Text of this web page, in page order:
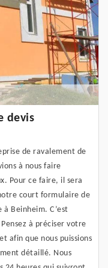
devis
de ravalement de
à nous faire
Pour ce faire, il sera
court formulaire de
Beinheim. C’est
à préciser votre
afin que nous puissions
détaillé. Nous